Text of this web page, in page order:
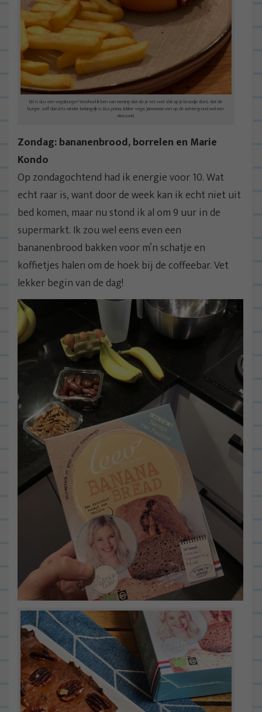
Dit is dus een vegaburger! Woohoo! Ik ben van mening dat als je vet veel shit op je broodje doet, dat de
burger zelf dan iets minder belangrijk is. Dus prima: lekker vega. Janneman eet op de achtergrond wel een
vleesunit.
Zondag: bananenbrood, borrelen en Marie
Kondo
Op zondagochtend had ik energie voor 10. Wat
echt raar is, want door de week kan ik echt niet uit
bed komen, maar nu stond ik al om 9 uur in de
supermarkt. Ik zou wel eens even een
bananenbrood bakken voor m’n schatje en
koffietjes halen om de hoek bij de coffeebar. Vet
lekker begin van de dag!